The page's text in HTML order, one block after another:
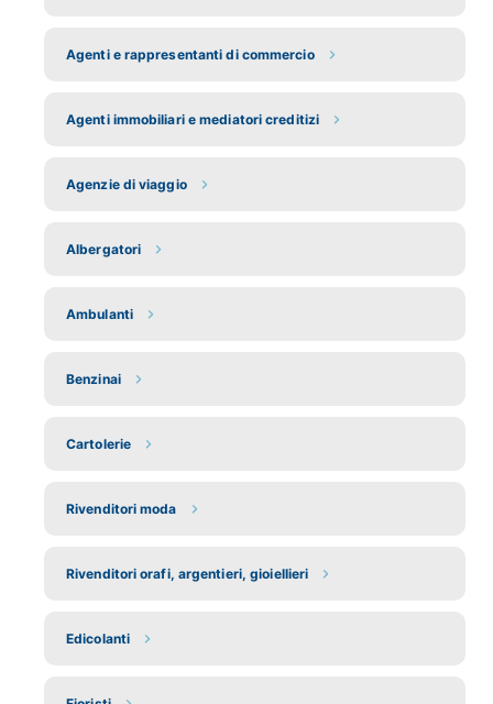
Agenti e rappresentanti di commercio
Agenti immobiliari e mediatori creditizi
Agenzie di viaggio
Albergatori
Ambulanti
Benzinai
Cartolerie
Rivenditori moda
Rivenditori orafi, argentieri, gioiellieri
Edicolanti